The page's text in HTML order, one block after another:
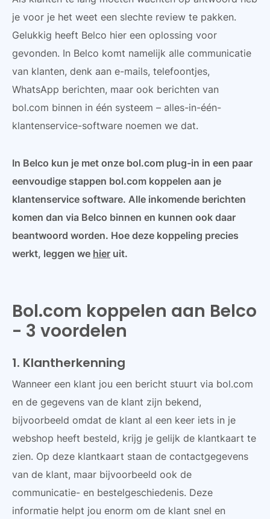
je voor je het weet een slechte review te pakken.
Gelukkig heeft Belco hier een oplossing voor
gevonden. In Belco komt namelijk alle communicatie
van klanten, denk aan e-mails, telefoontjes,
WhatsApp berichten, maar ook berichten van
bol.com binnen in één systeem – alles-in-één-
klantenservice-software noemen we dat.
In Belco kun je met onze bol.com plug-in in een paar
eenvoudige stappen bol.com koppelen aan je
klantenservice software. Alle inkomende berichten
komen dan via Belco binnen en kunnen ook daar
beantwoord worden. Hoe deze koppeling precies
werkt, leggen we hier uit.
Bol.com koppelen aan Belco
- 3 voordelen
1. Klantherkenning
Wanneer een klant jou een bericht stuurt via bol.com
en de gegevens van de klant zijn bekend,
bijvoorbeeld omdat de klant al een keer iets in je
webshop heeft besteld, krijg je gelijk de klantkaart te
zien. Op deze klantkaart staan de contactgegevens
van de klant, maar bijvoorbeeld ook de
communicatie- en bestelgeschiedenis. Deze
informatie helpt jou enorm om de klant snel en